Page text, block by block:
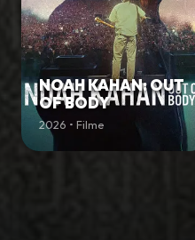
NOAH KAHAN: OUT
OF BODY
2026 • Filme